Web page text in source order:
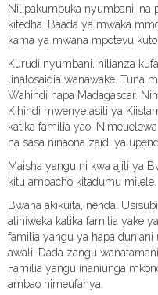
Nilipakumbuka nyumbani, na
kifedha. Baada ya mwaka
kama ya mwana mpotevu
Kurudi nyumbani, nilianza
linalosaidia wanawake. Tuna
Wahindi hapa Madagascar.
Kihindi mwenye asili ya
katika familia yao.
na sasa ninaona zaidi ya
Maisha yangu ni kwa ajili ya
kitu ambacho kitadumu milele.
Bwana akikuita, nenda.
aliniweka katika familia yake
familia yangu ya hapa
awali. Dada zangu
Familia yangu inaniunga
ambao nimeufanya.